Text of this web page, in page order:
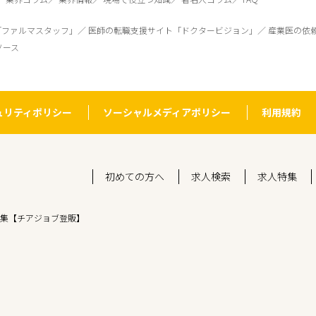
ァルマスタッフ」 医師の転職支援サイト「ドクタービジョン」
産業医の依
ス
ティポリシー ソーシャルメディアポリシー 利用規約
【チアジョブ登販】
初めての方へ 求人検索 求人特集